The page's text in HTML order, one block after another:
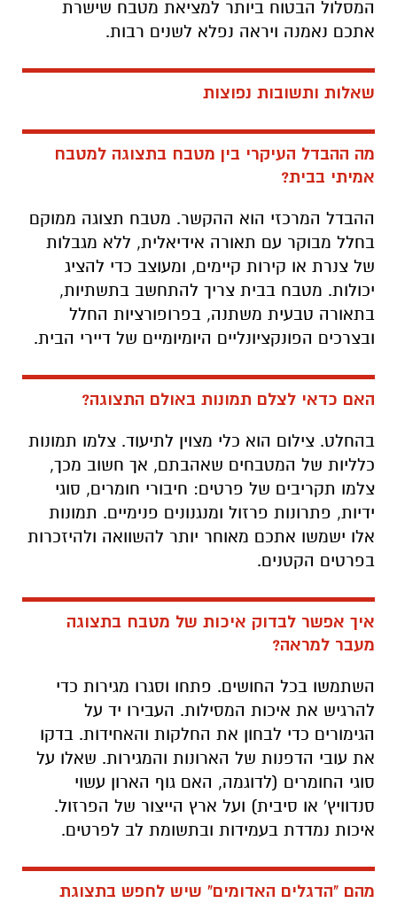
המסלול הבטוח ביותר למציאת מטבח שישרת
אתכם נאמנה ויראה נפלא לשנים רבות.
שאלות ותשובות נפוצות
מה ההבדל העיקרי בין מטבח בתצוגה למטבח
אמיתי בבית?
ההבדל המרכזי הוא ההקשר. מטבח תצוגה ממוקם
בחלל מבוקר עם תאורה אידיאלית, ללא מגבלות
של צנרת או קירות קיימים, ומעוצב כדי להציג
יכולות. מטבח בבית צריך להתחשב בתשתיות,
בתאורה טבעית משתנה, בפרופורציות החלל
ובצרכים הפונקציונליים היומיומיים של דיירי הבית.
האם כדאי לצלם תמונות באולם התצוגה?
בהחלט. צילום הוא כלי מצוין לתיעוד. צלמו תמונות
כלליות של המטבחים שאהבתם, אך חשוב מכך,
צלמו תקריבים של פרטים: חיבורי חומרים, סוגי
ידיות, פתרונות פרזול ומנגנונים פנימיים. תמונות
אלו ישמשו אתכם מאוחר יותר להשוואה ולהיזכרות
בפרטים הקטנים.
איך אפשר לבדוק איכות של מטבח בתצוגה
מעבר למראה?
השתמשו בכל החושים. פתחו וסגרו מגירות כדי
להרגיש את איכות המסילות. העבירו יד על
הגימורים כדי לבחון את החלקות והאחידות. בדקו
את עובי הדפנות של הארונות והמגירות. שאלו על
סוגי החומרים (לדוגמה, האם גוף הארון עשוי
סנדוויץ' או סיבית) ועל ארץ הייצור של הפרזול.
איכות נמדדת בעמידות ובתשומת לב לפרטים.
מהם "הדגלים האדומים" שיש לחפש בתצוגת